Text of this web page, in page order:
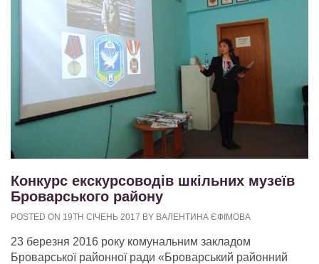
Конкурс екскурсоводів шкільних музеїв
Броварського району
POSTED ON 19TH СІЧЕНЬ 2017 BY ВАЛЕНТИНА ЄФІМОВА
23 березня 2016 року комунальним закладом
Броварської районної ради «Броварський районний